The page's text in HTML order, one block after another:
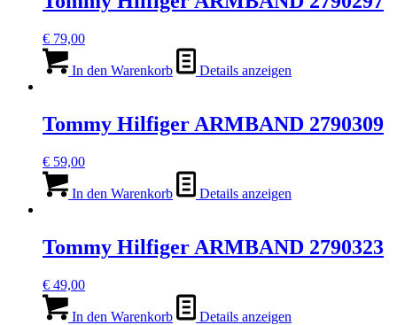
€ 79,00
In den Warenkorb Details anzeigen
Tommy Hilfiger ARMBAND 2790309
€ 59,00
In den Warenkorb Details anzeigen
Tommy Hilfiger ARMBAND 2790323
€ 49,00
In den Warenkorb Details anzeigen